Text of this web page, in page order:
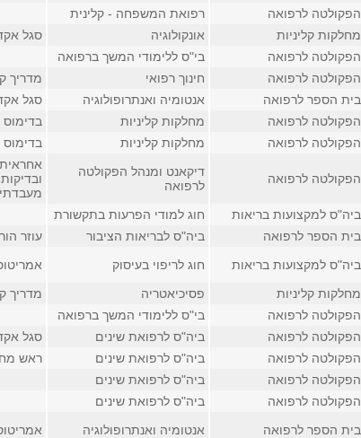
הפקולטה לרפואה
רפואת המשפחה - קלינית
מחלקות קליניות אונקולוגיה
סגל
הפקולטה לרפואה
בי"ס ללימודי המשך ברפואה
הפקולטה לרפואה חינוך רפואי
מדריך
בית הספר לרפואה אנטומיה ואנתרופולוגיה
סגל
הפקולטה לרפואה מחלקות קליניות בדימוס
הפקולטה לרפואה מחלקות קליניות בדימוס
הפקולטה לרפואה
דיקאנט ומנהל הפקולטה
לרפואה
ביה"ס למקצועות בריאות
חוג למודי הפרעות בתקשורת
בית הספר לרפואה ביה"ס לבריאות הציבור
עוזר
ביה"ס למקצועות בריאות חוג לריפוי בעיסוק
מחלקות קליניות פסיכיאטריה
מדריך
הפקולטה לרפואה
בי"ס ללימודי המשך ברפואה
הפקולטה לרפואה ביה"ס לרפואת שינים
סגל
הפקולטה לרפואה
ביה"ס לרפואת שינים
ראש
הפקולטה לרפואה
ביה"ס לרפואת שינים
הפקולטה לרפואה
ביה"ס לרפואת שינים
בית הספר לרפואה אנטומיה ואנתרופולוגיה